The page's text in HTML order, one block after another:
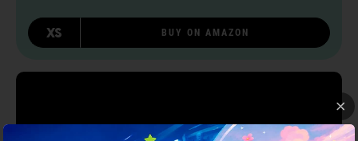
XS BUY ON AMAZON